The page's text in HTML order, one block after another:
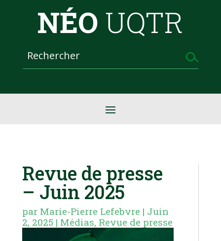
NÉO UQTR
Revue de presse
– Juin 2025
par Marie-Pierre Lefebvre | Juin
2, 2025 | Médias, Revue de presse